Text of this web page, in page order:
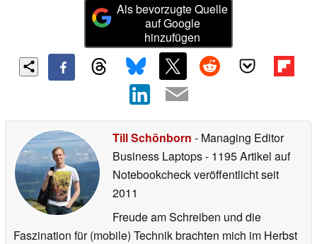
Als bevorzugte Quelle
auf Google
hinzufügen
Till Schönborn - Managing Editor
Business Laptops- 1195 Artikel auf
Notebookcheck veröffentlichtseit
2011
Freude am Schreiben und die
Faszination für (mobile) Technik brachten mich im Herbst